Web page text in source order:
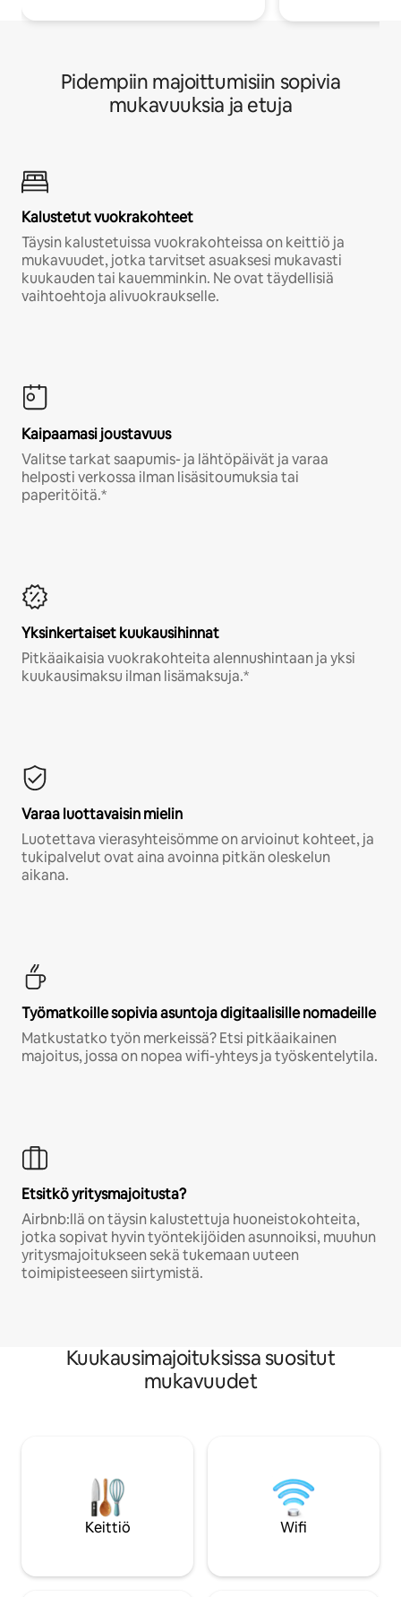
Pidempiin majoittumisiin sopivia
mukavuuksia ja etuja
Kalustetut vuokrakohteet
Täysin kalustetuissa vuokrakohteissa on keittiö ja
mukavuudet, jotka tarvitset asuaksesi mukavasti
kuukauden tai kauemminkin. Ne ovat täydellisiä
vaihtoehtoja alivuokraukselle.
Kaipaamasi joustavuus
Valitse tarkat saapumis- ja lähtöpäivät ja varaa
helposti verkossa ilman lisäsitoumuksia tai
paperitöitä.*
Yksinkertaiset kuukausihinnat
Pitkäaikaisia vuokrakohteita alennushintaan ja yksi
kuukausimaksu ilman lisämaksuja.*
Varaa luottavaisin mielin
Luotettava vierasyhteisömme on arvioinut kohteet, ja
tukipalvelut ovat aina avoinna pitkän oleskelun
aikana.
Työmatkoille sopivia asuntoja digitaalisille nomadeille
Matkustatko työn merkeissä? Etsi pitkäaikainen
majoitus, jossa on nopea wifi-yhteys ja työskentelytila.
Etsitkö yritysmajoitusta?
Airbnb:llä on täysin kalustettuja huoneistokohteita,
jotka sopivat hyvin työntekijöiden asunnoiksi, muuhun
yritysmajoitukseen sekä tukemaan uuteen
toimipisteeseen siirtymistä.
Kuukausimajoituksissa suositut
mukavuudet
Keittiö Wifi